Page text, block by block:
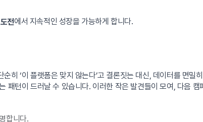
전에서 지속적인 성장을 가능하게 합니다.
히 ‘이 플랫폼은 맞지 않는다’고 결론짓는 대신, 데이터를 면밀
턴이 드러날 수 있습니다. 이러한 작은 발견들이 모여, 다음
합니다.